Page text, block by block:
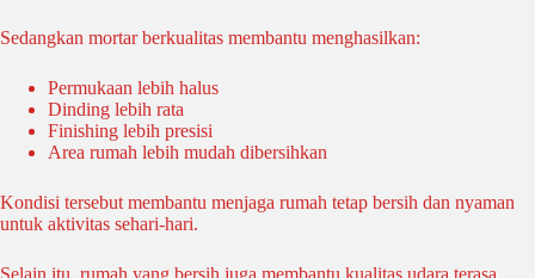
Sedangkan mortar berkualitas membantu menghasilkan:
Permukaan lebih halus
Dinding lebih rata
Finishing lebih presisi
Area rumah lebih mudah dibersihkan
Kondisi tersebut membantu menjaga rumah tetap bersih dan nyaman
untuk aktivitas sehari-hari.